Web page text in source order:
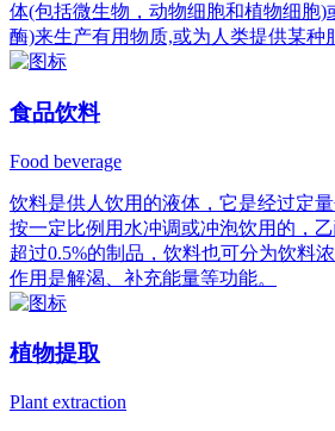
体(包括微生物，动物细胞和植物细胞)
酶)来生产有用物质,或为人类提供某种
食品饮料
Food beverage
饮料是供人饮用的液体，它是经过定
按一定比例用水冲调或冲泡饮用的，
超过0.5%的制品，饮料也可分为饮料
作用是解渴、补充能量等功能。
植物提取
Plant extraction